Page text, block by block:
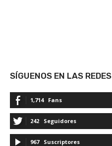
SÍGUENOS EN LAS REDES
1,714 Fans
242 Seguidores
967 Suscriptores